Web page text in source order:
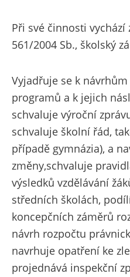
Při své činnosti vychází
561/2004 Sb., školský
Vyjadřuje se k
programů a k jejich
schvaluje výroční
schvaluje školní řád,
případě gymnázia), a
změny,schvaluje
výsledků vzdělávání
středních školách,
koncepčních záměrů
návrh rozpočtu
navrhuje opatření ke
projednává inspekční